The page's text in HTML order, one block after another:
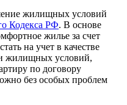
жилищных условий
Кодекса РФ. В основе
жилье за счет
на учет в качестве
жилищных условий,
по договору
без особых проблем